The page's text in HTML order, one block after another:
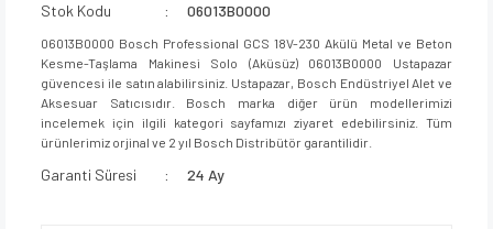
Stok Kodu
06013B0000
06013B0000 Bosch Professional GCS 18V-230 Akülü Metal ve Beton
Kesme-Taşlama Makinesi Solo (Aküsüz) 06013B0000 Ustapazar
güvencesi ile satın alabilirsiniz. Ustapazar, Bosch Endüstriyel Alet ve
Aksesuar Satıcısıdır. Bosch marka diğer ürün modellerimizi
incelemek için ilgili kategori sayfamızı ziyaret edebilirsiniz. Tüm
ürünlerimiz orjinal ve 2 yıl Bosch Distribütör garantilidir.
Garanti Süresi 24 Ay